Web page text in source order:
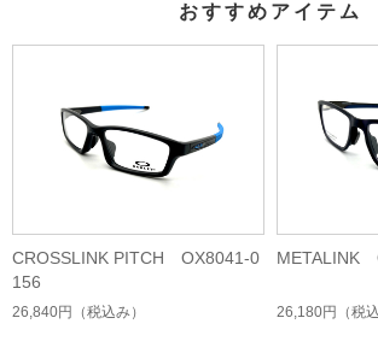
おすすめアイテム
CROSSLINK PITCH OX8041-0
156
26,840円 （税込み）
METALINK
26,180円 （税